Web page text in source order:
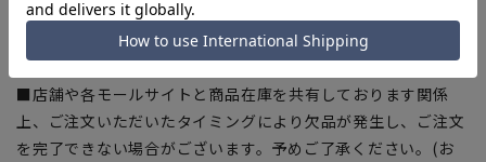
合がございます。
■生地や仕様・デザインにより、着用感や実際のサイズ表に若
干の誤差が生じる場合がございます。予めご了承ください。
■店舗や各モールサイトと商品在庫を共有しております関係
上、ご注文いただいたタイミングにより欠品が発生し、ご注文
を完了できない場合がございます。予めご了承ください。(お